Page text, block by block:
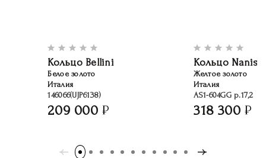
Кольцо Bellini
Белое золото
Италия
146066(UJP6138)
209 000
Кольцо Nanis
Желтое золото
Италия
AS1-604GG р.17,2
318 300